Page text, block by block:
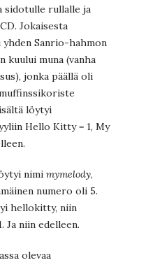
sidotulle rullalle ja
Jokaisesta
Sanrio-hahmon
kuului muna (vanha
jonka päällä oli
löytyi
Hello Kitty = 1, My
nimi mymelody,
numero oli 5.
hellokitty, niin
Ja niin edelleen.
olevaa